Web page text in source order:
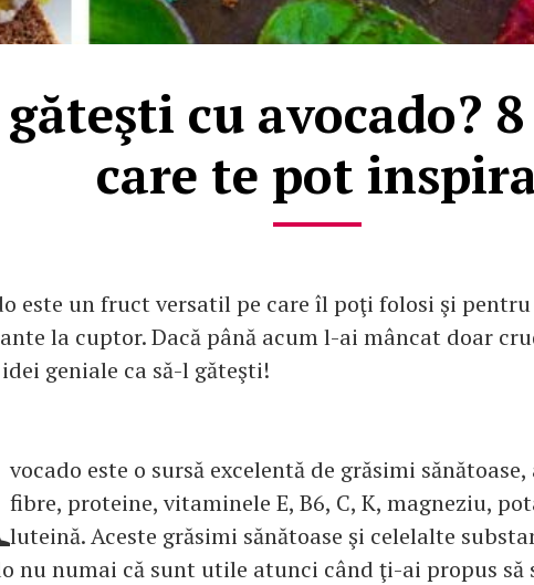
cu avocado?
care te pot
este un fruct versatil pe care îl poţi folosi şi
la cuptor. Dacă până acum l-ai mâncat doar
geniale ca să-l găteşti!
vocado este o sursă excelentă de grăsimi
fibre, proteine, vitaminele E, B6, C, K, magneziu,
luteină. Aceste grăsimi sănătoase şi celelalte
nu numai că sunt utile atunci când ţi-ai propus să